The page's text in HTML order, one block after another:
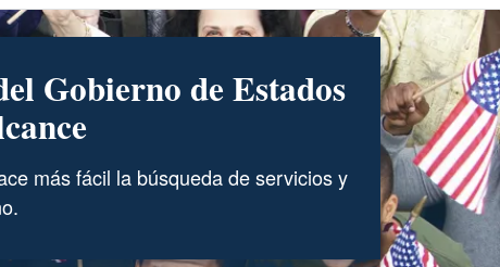
Gobierno de Estados
más fácil la búsqueda de servicios y